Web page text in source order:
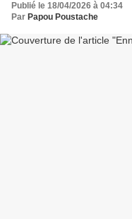
Publié le 18/04/2026 à 04:34
Par Papou Poustache